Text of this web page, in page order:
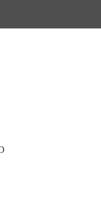
€11,95 bis €14,95